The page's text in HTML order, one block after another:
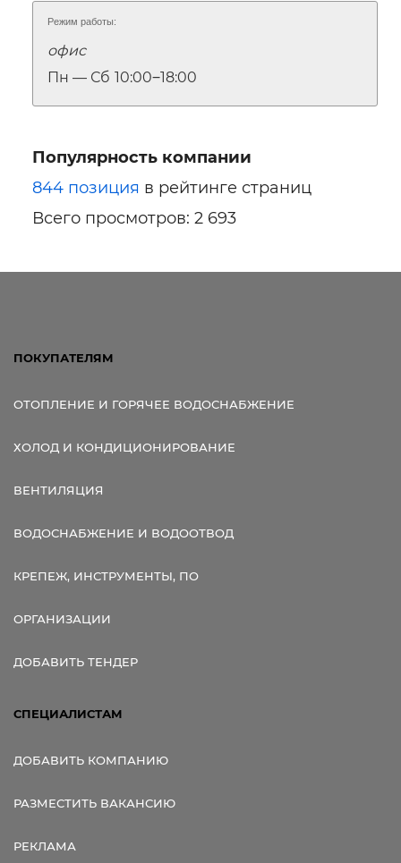
Режим работы:
офис
Пн — Сб 10:00‒18:00
Популярность компании
844 позиция в рейтинге страниц
Всего просмотров: 2 693
ПОКУПАТЕЛЯМ
ОТОПЛЕНИЕ И ГОРЯЧЕЕ ВОДОСНАБЖЕНИЕ
ХОЛОД И КОНДИЦИОНИРОВАНИЕ
ВЕНТИЛЯЦИЯ
ВОДОСНАБЖЕНИЕ И ВОДООТВОД
КРЕПЕЖ, ИНСТРУМЕНТЫ, ПО
ОРГАНИЗАЦИИ
ДОБАВИТЬ ТЕНДЕР
СПЕЦИАЛИСТАМ
ДОБАВИТЬ КОМПАНИЮ
РАЗМЕСТИТЬ ВАКАНСИЮ
РЕКЛАМА